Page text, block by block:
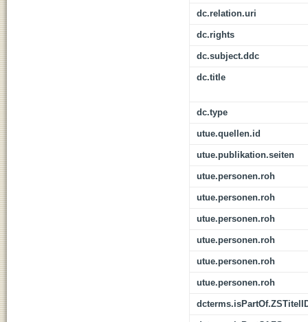
dc.relation.uri
dc.rights
dc.subject.ddc
dc.title
dc.type
utue.quellen.id
utue.publikation.seiten
utue.personen.roh
utue.personen.roh
utue.personen.roh
utue.personen.roh
utue.personen.roh
utue.personen.roh